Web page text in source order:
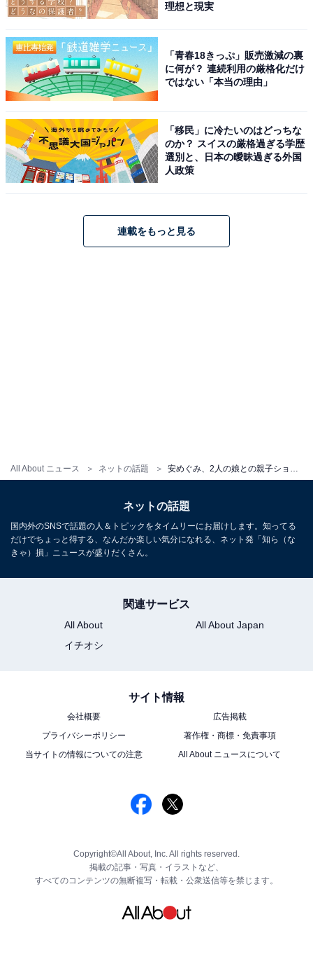
All About ニュース ネットの話題
理想と現実
「青春18きっぷ」販売激減の裏
に何が？ 連続利用の厳格化だけ
ではない「本当の理由」
「移民」に冷たいのはどっちな
のか？ スイスの厳格過ぎる学歴
選別と、日本の曖昧過ぎる外国
人政策
連載をもっと見る
ネットの話題
国内外のSNSで話題の人＆トピックをタイムリーにお届けします。知ってる
だけでちょっと得する、なんだか楽しい気分になれる、ネット発「知ら（な
きゃ）損」ニュースが盛りだくさん。
関連サービス
All About
All About Japan
イチオシ
サイト情報
会社概要
広告掲載
プライバシーポリシー
著作権・商標・免責事項
当サイトの情報についての注意
All About ニュースについて
Copyright©All About, Inc. All rights reserved.
掲載の記事・写真・イラストなど、
すべてのコンテンツの無断複写・転載・公衆送信等を禁じます。